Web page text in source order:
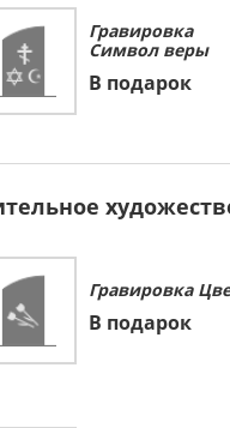
Гравировка
Символ веры
В подарок
Гравировка
В подарок